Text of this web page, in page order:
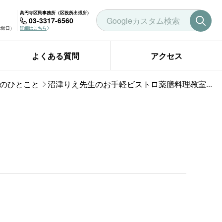
日）
高円寺区民事務所（区役所出張所）
03-3317-6560
詳細はこちら
よくある質問 アクセス
ひとこと 沼津りえ先生のお手軽ビストロ薬膳料理教室...